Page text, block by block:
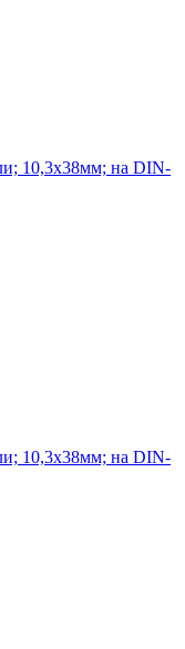
10,3x38мм; на DIN-
10,3x38мм; на DIN-